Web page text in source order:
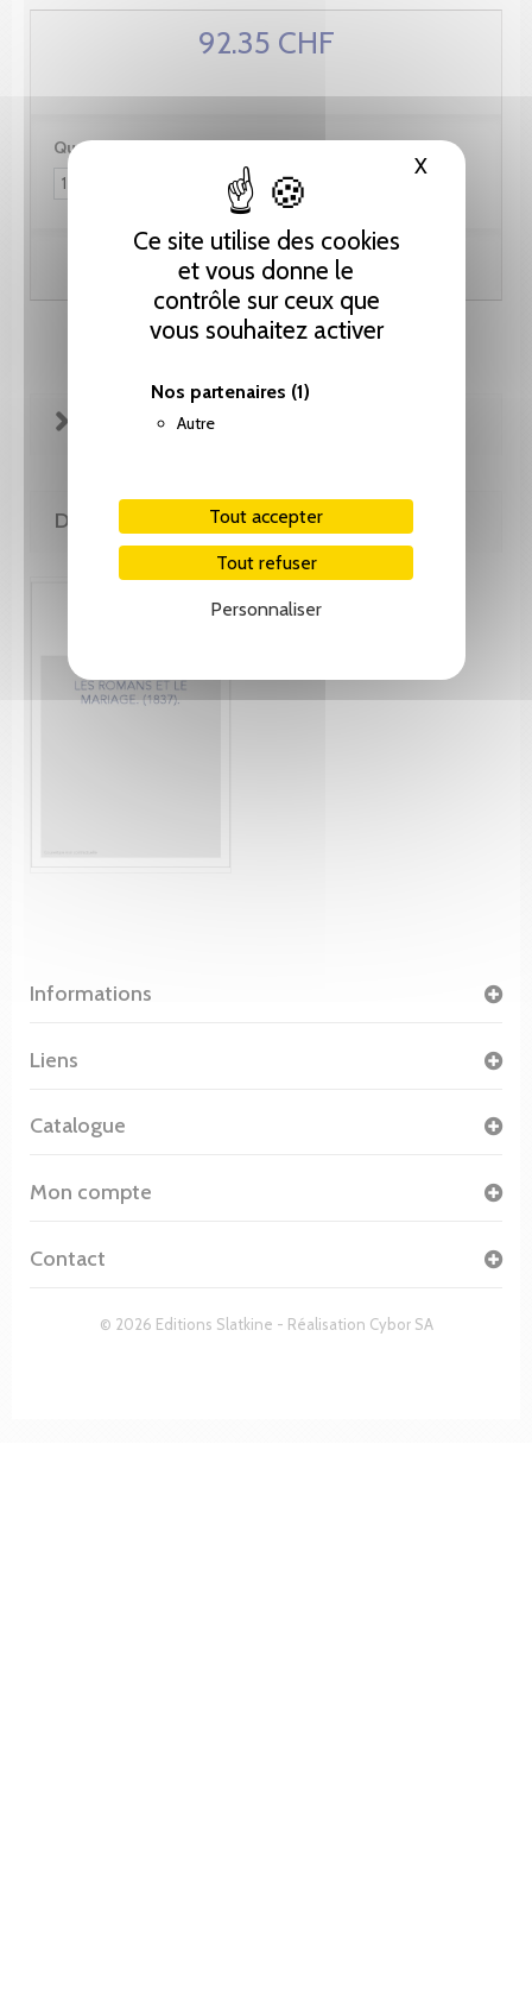
Ce site utilise des cookies
et vous donne le
contrôle sur ceux que
vous souhaitez activer
Nos partenaires (1)
Autre
Tout accepter
Tout refuser
Personnaliser
XMasquer
92.35 CHF
Quantité :
Ajouter au panier
FICHE TECHNIQUE
DE MÊME AUTEUR(E)
Informations
© 2026 Editions Slatkine - Réalisation Cybor SA
Liens
Catalogue
Mon compte
Contact